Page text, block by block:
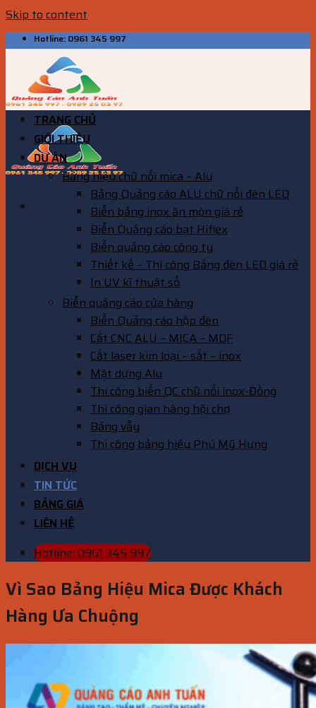
Skip to content
Hotline: 0961 345 997
TRANG CHỦ
GIỚI THIỆU
DỰ ÁN
Bảng hiệu chữ nổi mica – Alu
Bảng Quảng cáo ALU chữ nổi đèn LED
Biển bảng inox ăn mòn giá rẻ
Biển Quảng cáo bạt Hiflex
Biển quảng cáo công ty
Thiết kế – Thi công Bảng đèn LED giá rẻ
In UV kĩ thuật số
Biển quảng cáo cửa hàng
Biển Quảng cáo hộp đèn
Cắt CNC ALU – MICA – MDF
Cắt laser kim loại – sắt – inox
Mặt dựng Alu
Thi công biển QC chữ nổi inox-Đồng
Thi công gian hàng hội chợ
Bảng vẫy
Thi công bảng hiệu Phú Mỹ Hưng
DỊCH VỤ
TIN TỨC
BẢNG GIÁ
LIÊN HỆ
Hotline: 0961 345 997
Vì Sao Bảng Hiệu Mica Được Khách
Hàng Ưa Chuộng